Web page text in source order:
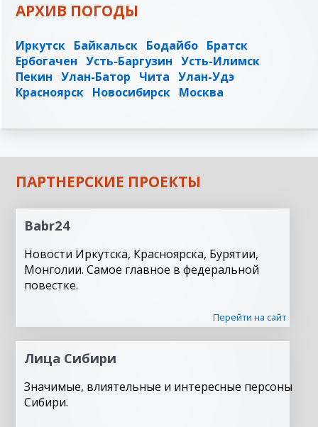
АРХИВ ПОГОДЫ
Иркутск Байкальск Бодайбо Братск
Ербогачен Усть-Баргузин Усть-Илимск
Пекин Улан-Батор Чита Улан-Удэ
Красноярск Новосибирск Москва
ПАРТНЕРСКИЕ ПРОЕКТЫ
Babr24
Новости Иркутска, Красноярска, Бурятии,
Монголии. Самое главное в федеральной
повестке.
Перейти на сайт
Лица Сибири
Значимые, влиятельные и интересные персоны
Сибири.